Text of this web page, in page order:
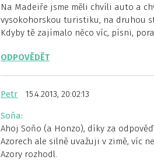
Na Madeiře jsme měli chvíli auto a
vysokohorskou turistiku, na druhou
Kdyby tě zajímalo něco víc, písni,
ODPOVĚDĚT
Petr 15.4.2013, 20:02:13
Soňa:
Ahoj Soňo (a Honzo), díky za
Azorech ale silně uvažuji v zimě, víc
Azory rozhodl.